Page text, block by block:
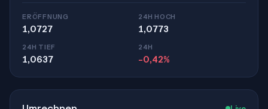
ERÖFFNUNG
1,0727
24H HOCH
1,0773
24H TIEF
1,0637
24H
-0,42%